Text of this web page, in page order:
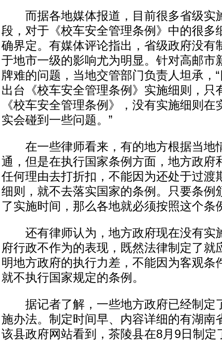
而据各地媒体报道，目前很多省级实
段，对于《校车安全管理条例》中的很多
确界定。有媒体评论指出，省级政府没有
于地市一级的影响尤为明显。针对高邮市
牌难的问题，当地交管部门负责人坦承，
出台《校车安全管理条例》实施细则，只
《校车安全管理条例》，没有实施细则在
实会碰到一些问题。”
在一些律师看来，有的地方根据当地
通，但是在执行国家条例方面，地方政府
任何理由去打折扣，不能因为还处于过渡
细则，就不去落实国家的条例。只要条例
了实施时间，那么各地就必须按照这个条
还有律师认为，地方政府现在没有实
府行政不作为的表现，既然法律制定了就
明地方政府的执行力差，不能因为客观条
就不执行国家规定的条例。
据记者了解，一些地方政府已经制定
施办法。制定时间早、内容详细的有湖南
该县政府网站看到，茶陵县在8月9日制定